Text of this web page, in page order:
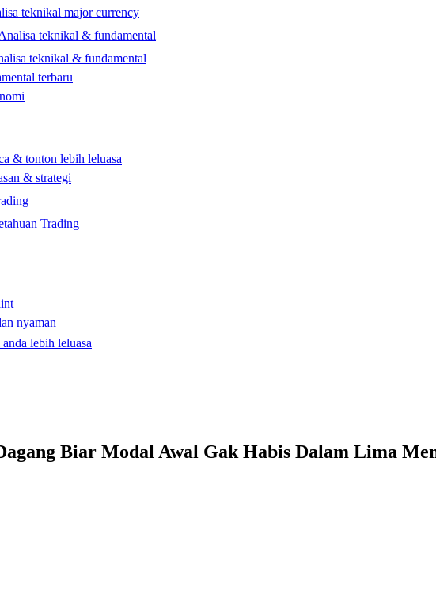
teknikal major currency
teknikal & fundamental
teknikal & fundamental
terbaru
& tonton lebih leluasa
& strategi
Trading
nyaman
lebih leluasa
Biar Modal Awal Gak Habis Dalam Lima